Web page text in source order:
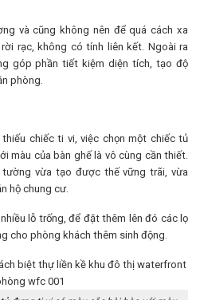
và cũng không nên để quá cách xa
rạc, không có tính liên kết. Ngoài ra
góp phần tiết kiệm diện tích, tạo độ
phòng.
chiếc ti vi, việc chọn một chiếc tủ
màu của bàn ghế là vô cùng cần thiết.
vừa tạo được thế vững trãi, vừa
hộ chung cư.
lỗ trống, để đặt thêm lên đó các lọ
cho phòng khách thêm sinh động.